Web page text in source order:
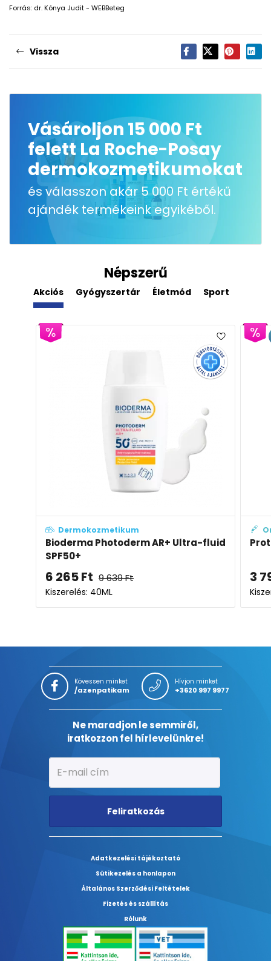
Forrás: dr. Kónya Judit - WEBBeteg
Vissza
Vásároljon 15 000 Ft
felett La Roche-Posay
dermokozmetikumokat
és válasszon akár 5 000 Ft értékű
ajándék termékeink egyikéből.
Népszerű
Akciós Gyógyszertár Életmód Sport
Dermokozmetikum
Bioderma Photoderm AR+ Ultra-fluid
SPF50+
6 265Ft 9 639Ft
Kiszerelés: 40ML
3
Kövessen minket
/azenpatikam
Hívjon minket
+3620 997 9977
Ne maradjon le semmiről,
iratkozzon fel hírlevelünkre!
Feliratkozás
Adatkezelési tájékoztató
Sütikezelés a honlapon
Általános Szerződési Feltételek
Fizetés és szállítás
Rólunk